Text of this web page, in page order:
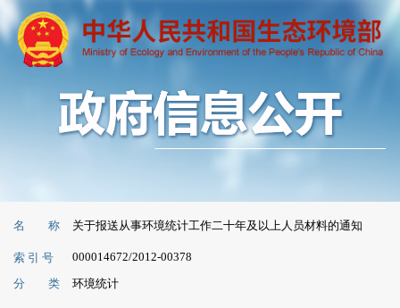
名 称 关于报送从事环境统计工作二十年及以上人员材料的通知
索 引 号 000014672/2012-00378
分 类 环境统计